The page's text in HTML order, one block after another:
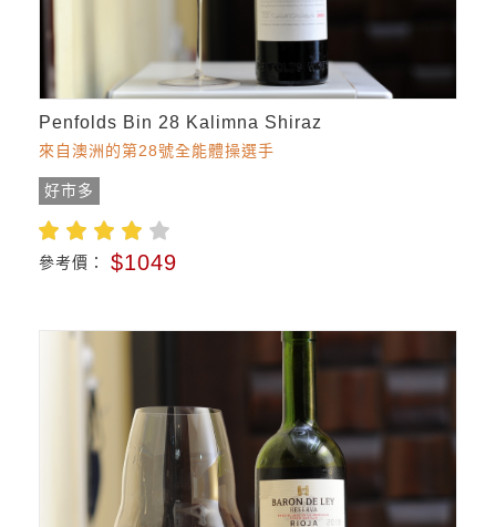
Penfolds Bin 28 Kalimna Shiraz
來自澳洲的第28號全能體操選手
好市多
參考價： $1049